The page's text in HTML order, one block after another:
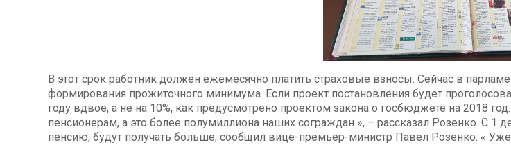
В этот срок работник должен ежемесячно платить страховые взносы. Сейчас в
формирования прожиточного минимума. Если проект постановления будет
году вдвое, а не на 10%, как предусмотрено проектом закона о госбюджете на 2018
пенсионерам, а это более полумиллиона наших сограждан », – рассказал Розенко. С
пенсию, будут получать больше, сообщил вице-премьер-министр Павел Розенко. «